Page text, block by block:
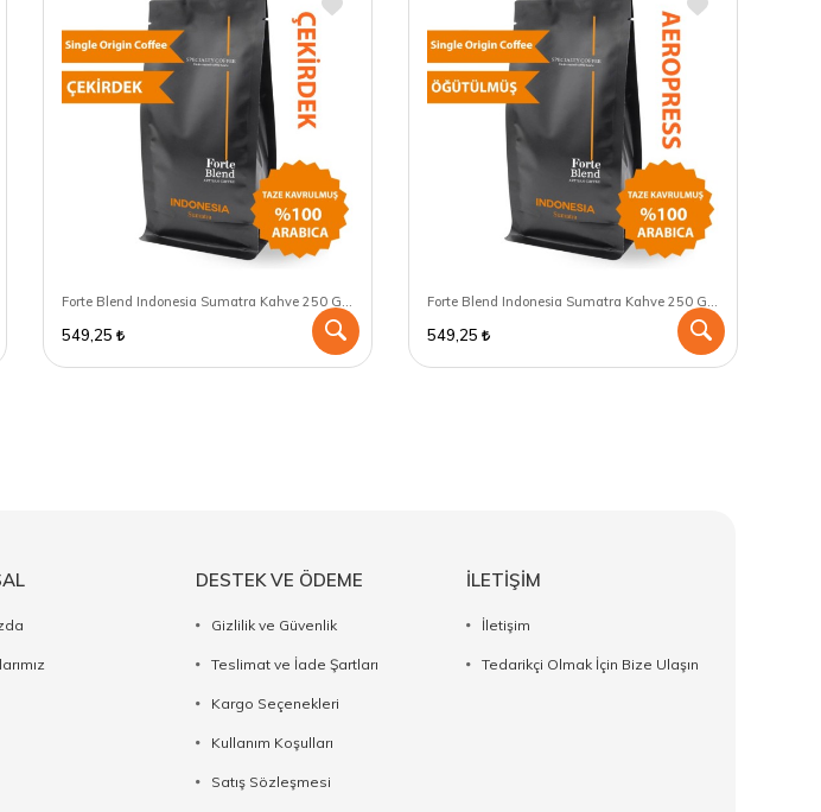
Forte Blend Indonesia Sumatra Kahve 250 GR - Moka Pot için öğütülmüş
549,25
Forte Blend Indonesia Sumatra Kahve 250 GR - Aeropress için öğütülmüş
549,25
DESTEK VE ÖDEME
Gizlilik ve Güvenlik
Teslimat ve İade Şartları
Kargo Seçenekleri
Kullanım Koşulları
Satış Sözleşmesi
İLETİŞİM
İletişim
Tedarikçi Olmak İçin Bize Ulaşın